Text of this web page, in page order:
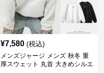
¥7,580 (税込)
メンズジャージ メンズ 秋冬 重
厚スウェット 丸首 大きめシルエ